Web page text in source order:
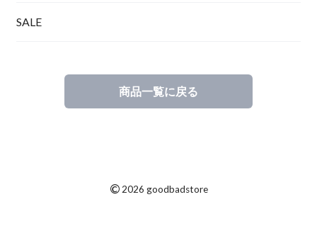
SALE
商品一覧に戻る
© 2026 goodbadstore